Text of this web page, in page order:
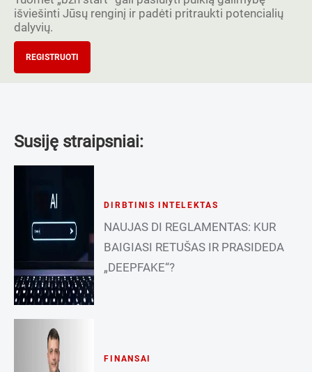
išviešinti Jūsų renginį ir padėti pritraukti potencialių
dalyvių.
REGISTRUOTI
Susiję straipsniai:
DIRBTINIS INTELEKTAS
NAUJAS DI REGLAMENTAS: KUR
BAIGIASI RETUŠAS IR PRASIDEDA
„DEEPFAKE“?
FINANSAI